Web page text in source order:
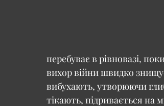
перебуває в рівновазі,
вихор війни швидко
вибухають, утворюючи
тікають, підривається на